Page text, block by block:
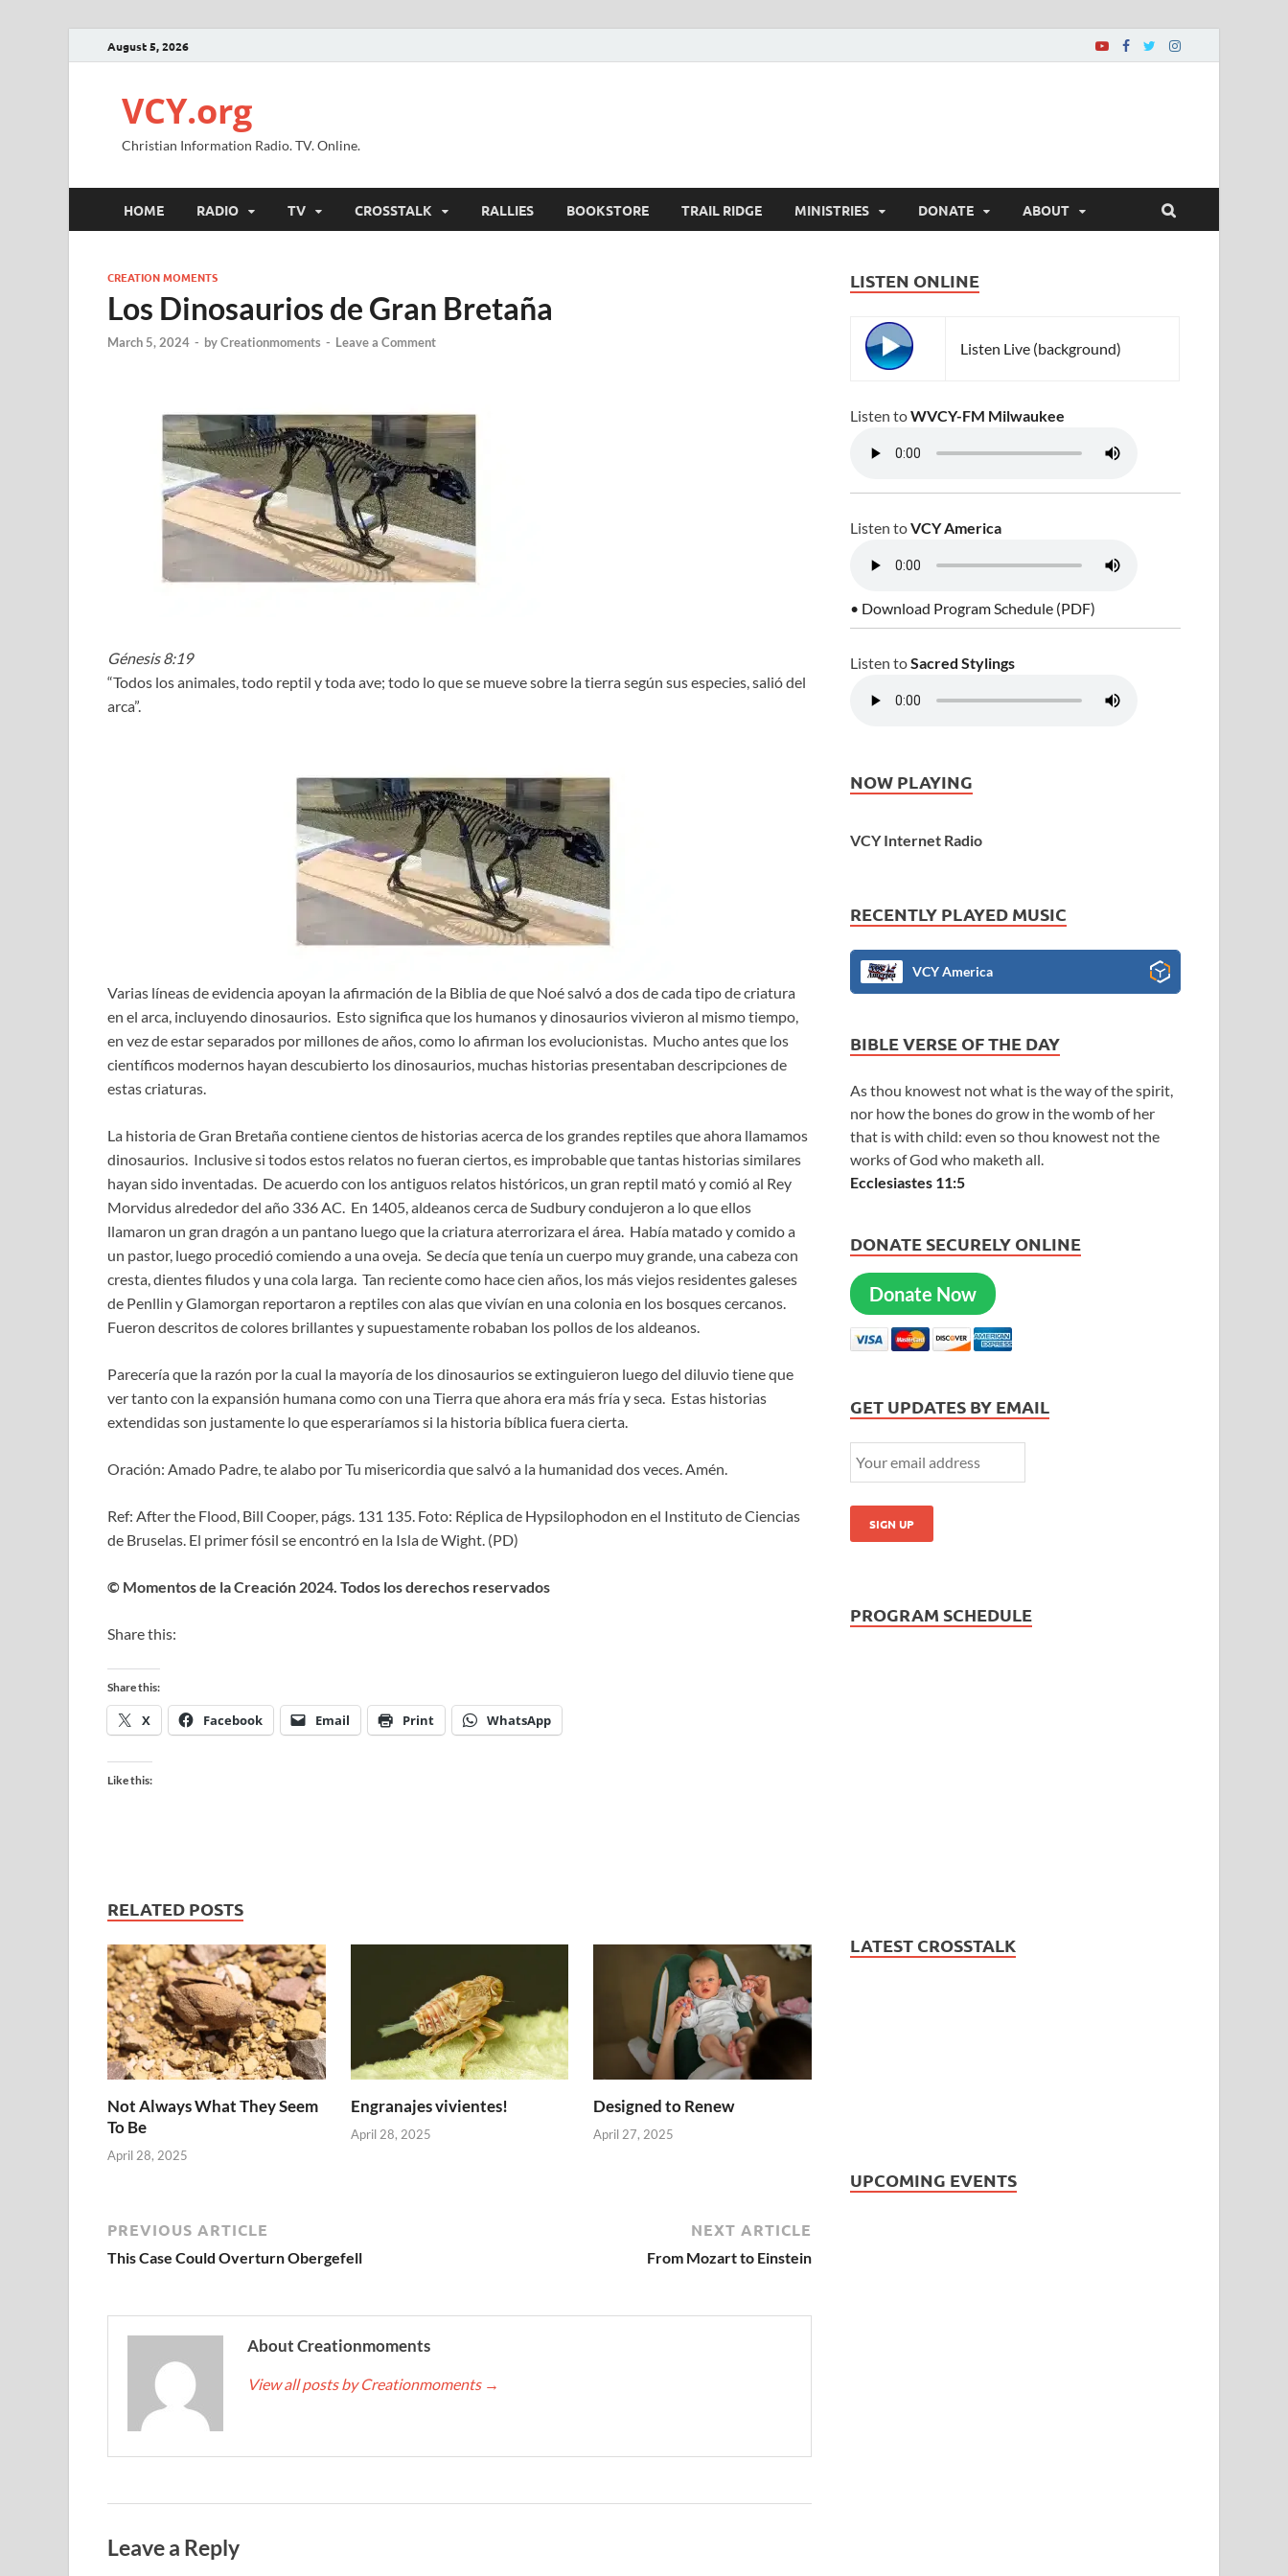
August 5, 2026
VCY.org
Christian Information Radio. TV. Online.
HOME RADIO TV CROSSTALK RALLIES BOOKSTORE TRAIL RIDGE MINISTRIES DONATE ABOUT
CREATION MOMENTS
Los Dinosaurios de Gran Bretaña
March 5, 2024 - byCreationmoments - Leave a Comment
Génesis 8:19
“Todos los animales, todo reptil y toda ave; todo lo que se mueve sobre la tierra según sus especies, salió del
arca”.
Varias líneas de evidencia apoyan la afirmación de la Biblia de que Noé salvó a dos de cada tipo de criatura
en el arca, incluyendo dinosaurios. Esto significa que los humanos y dinosaurios vivieron al mismo tiempo,
en vez de estar separados por millones de años, como lo afirman los evolucionistas. Mucho antes que los
científicos modernos hayan descubierto los dinosaurios, muchas historias presentaban descripciones de
estas criaturas.
La historia de Gran Bretaña contiene cientos de historias acerca de los grandes reptiles que ahora llamamos
dinosaurios. Inclusive si todos estos relatos no fueran ciertos, es improbable que tantas historias similares
hayan sido inventadas. De acuerdo con los antiguos relatos históricos, un gran reptil mató y comió al Rey
Morvidus alrededor del año 336 AC. En 1405, aldeanos cerca de Sudbury condujeron a lo que ellos
llamaron un gran dragón a un pantano luego que la criatura aterrorizara el área. Había matado y comido a
un pastor, luego procedió comiendo a una oveja. Se decía que tenía un cuerpo muy grande, una cabeza con
cresta, dientes filudos y una cola larga. Tan reciente como hace cien años, los más viejos residentes galeses
de Penllin y Glamorgan reportaron a reptiles con alas que vivían en una colonia en los bosques cercanos.
Fueron descritos de colores brillantes y supuestamente robaban los pollos de los aldeanos.
Parecería que la razón por la cual la mayoría de los dinosaurios se extinguieron luego del diluvio tiene que
ver tanto con la expansión humana como con una Tierra que ahora era más fría y seca. Estas historias
extendidas son justamente lo que esperaríamos si la historia bíblica fuera cierta.
Oración: Amado Padre, te alabo por Tu misericordia que salvó a la humanidad dos veces. Amén.
Ref: After the Flood, Bill Cooper, págs. 131 135. Foto: Réplica de Hypsilophodon en el Instituto de Ciencias
de Bruselas. El primer fósil se encontró en la Isla de Wight. (PD)
© Momentos de la Creación 2024. Todos los derechos reservados
Share this:
Share this:
X Facebook Email Print WhatsApp
Like this:
RELATED POSTS
Not Always What They Seem
To Be
April 28, 2025
Engranajes vivientes!
April 28, 2025
Designed to Renew
April 27, 2025
PREVIOUS ARTICLE
This Case Could Overturn Obergefell
NEXT ARTICLE
From Mozart to Einstein
About Creationmoments
View all posts by Creationmoments →
Leave a Reply
LISTEN ONLINE
Listen Live (background)
Listen toWVCY-FM Milwaukee
Listen toVCY America
• Download Program Schedule (PDF)
Listen toSacred Stylings
NOW PLAYING
VCY Internet Radio
RECENTLY PLAYED MUSIC
VCY America
BIBLE VERSE OF THE DAY
As thou knowest not what is the way of the spirit,
nor how the bones do grow in the womb of her
that is with child: even so thou knowest not the
works of God who maketh all.
Ecclesiastes 11:5
DONATE SECURELY ONLINE
Donate Now
GET UPDATES BY EMAIL
PROGRAM SCHEDULE
LATEST CROSSTALK
UPCOMING EVENTS